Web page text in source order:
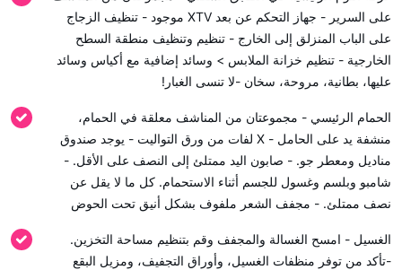
على السرير - جهاز التحكم عن بعد XTV موجود - تنظيف الزجاج
على الباب المنزلق إلى الخارج - تنظيم وتنظيف منطقة السطح
الخارجية - تنظيم خزانة الملابس > وسائد إضافية مع أكياس وسائد
عليها، بطانية، مروحة، سخان -لا تنسى الغبار!
الحمام الرئيسي - مجموعتان من المناشف معلقة في الحمام،
منشفة يد على الحامل - X لفات من ورق التواليت - يوجد صندوق
مناديل ومعطر جو. - صابون اليد ممتلئ إلى النصف على الأقل. -
شامبو وبلسم وغسول للجسم أثناء الاستحمام. كل ما لا يقل عن
نصف ممتلئ. - مجفف الشعر ملفوف بشكل أنيق تحت الحوض
الغسيل - امسح الغسالة والمجفف وقم بتنظيم مساحة التخزين.
-تأكد من توفر منظفات الغسيل، وأوراق التجفيف، ومزيل البقع